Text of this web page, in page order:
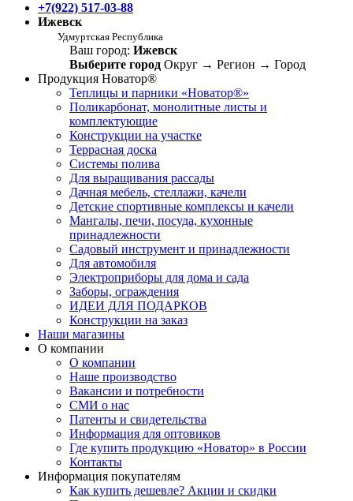
+7(922) 517-03-88
Ижевск
Удмуртская Республика
Ваш город: Ижевск
Выберите город Округ → Регион → Город
Продукция Новатор®
Теплицы и парники «Новатор®»
Поликарбонат, монолитные листы и
комплектующие
Конструкции на участке
Террасная доска
Системы полива
Для выращивания рассады
Дачная мебель, стеллажи, качели
Детские спортивные комплексы и качели
Мангалы, печи, посуда, кухонные
принадлежности
Садовый инструмент и принадлежности
Для автомобиля
Электроприборы для дома и сада
Заборы, ограждения
ИДЕИ ДЛЯ ПОДАРКОВ
Конструкции на заказ
Наши магазины
О компании
О компании
Наше производство
Вакансии и потребности
СМИ о нас
Патенты и свидетельства
Информация для оптовиков
Где купить продукцию «Новатор» в России
Контакты
Информация покупателям
Как купить дешевле? Акции и скидки